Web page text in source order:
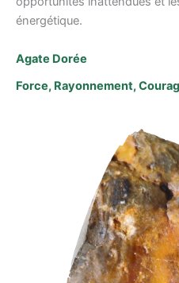
énergétique.
Agate Dorée
Force, Rayonnement,